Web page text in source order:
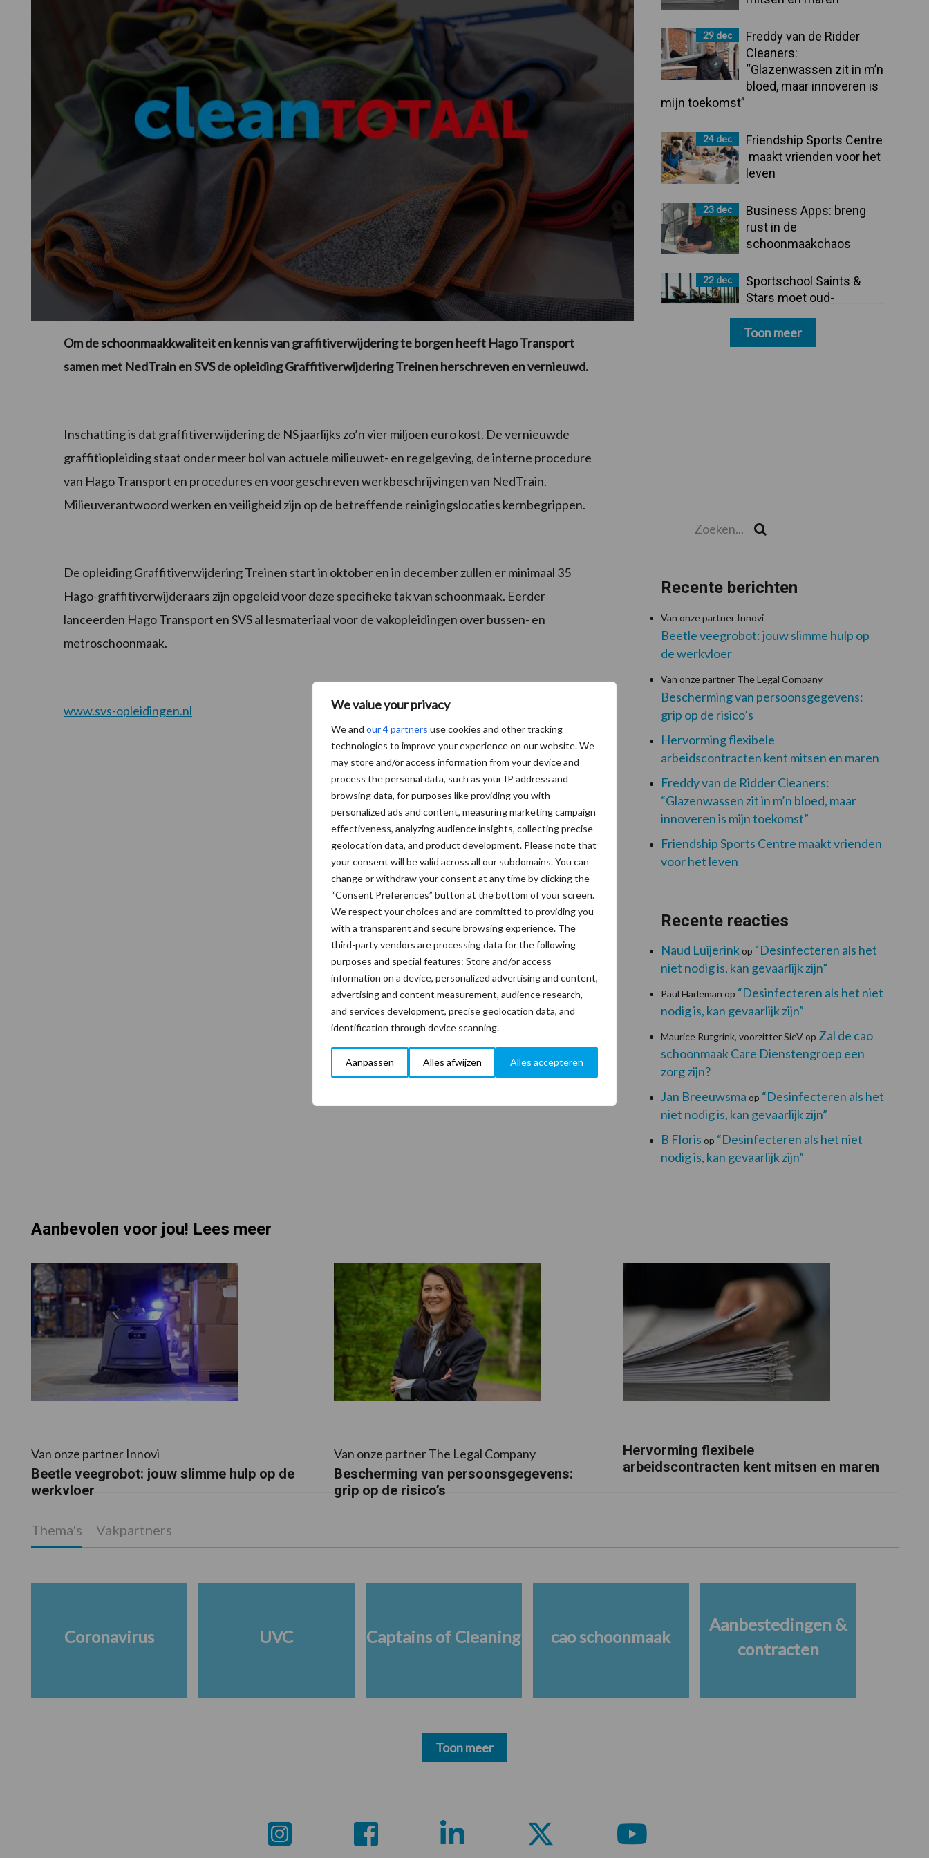
We value your privacy
We and our 4 partners use cookies and other tracking
technologies to improve your experience on our website. We
may store and/or access information from your device and
process the personal data, such as your IP address and
browsing data, for purposes like providing you with
personalized ads and content, measuring marketing campaign
effectiveness, analyzing audience insights, collecting precise
geolocation data, and product development. Please note that
your consent will be valid across all our subdomains. You can
change or withdraw your consent at any time by clicking the
“Consent Preferences” button at the bottom of your screen.
We respect your choices and are committed to providing you
with a transparent and secure browsing experience. The
third-party vendors are processing data for the following
purposes and special features: Store and/or access
information on a device, personalized advertising and content,
advertising and content measurement, audience research,
and services development, precise geolocation data, and
identification through device scanning.
Aanpassen Alles afwijzen Alles accepteren
Om de schoonmaakkwaliteit en kennis van graffitiverwijdering te borgen heeft Hago Transport
samen met NedTrain en SVS de opleiding Graffitiverwijdering Treinen herschreven en vernieuwd.
Inschatting is dat graffitiverwijdering de NS jaarlijks zo’n vier miljoen euro kost. De vernieuwde
graffitiopleiding staat onder meer bol van actuele milieuwet- en regelgeving, de interne procedure
van Hago Transport en procedures en voorgeschreven werkbeschrijvingen van NedTrain.
Milieuverantwoord werken en veiligheid zijn op de betreffende reinigingslocaties kernbegrippen.
De opleiding Graffitiverwijdering Treinen start in oktober en in december zullen er minimaal 35
Hago-graffitiverwijderaars zijn opgeleid voor deze specifieke tak van schoonmaak. Eerder
lanceerden Hago Transport en SVS al lesmateriaal voor de vakopleidingen over bussen- en
metroschoonmaak.
www.svs-opleidingen.nl
29 dec
Freddy van de Ridder
Cleaners:
“Glazenwassen zit in m’n
bloed, maar innoveren is
mijn toekomst”
24 dec
Friendship Sports Centre
maakt vrienden voor het
leven
23 dec
Business Apps: breng
rust in de
schoonmaakchaos
22 dec
Sportschool Saints &
Stars moet oud-
betalen
Toon meer
Recente berichten
Van onze partner Innovi
Beetle veegrobot: jouw slimme hulp op
de werkvloer
Van onze partner The Legal Company
Bescherming van persoonsgegevens:
grip op de risico’s
Hervorming flexibele
arbeidscontracten kent mitsen en maren
Freddy van de Ridder Cleaners:
“Glazenwassen zit in m’n bloed, maar
innoveren is mijn toekomst”
Friendship Sports Centre maakt vrienden
voor het leven
Recente reacties
Naud Luijerinkop “Desinfecteren als het
niet nodig is, kan gevaarlijk zijn”
Paul Harleman op “Desinfecteren als het niet
nodig is, kan gevaarlijk zijn”
Maurice Rutgrink, voorzitter SieVop Zal de cao
schoonmaak Care Dienstengroep een
zorg zijn?
Jan Breeuwsma op “Desinfecteren als het
niet nodig is, kan gevaarlijk zijn”
B Floris op “Desinfecteren als het niet
nodig is, kan gevaarlijk zijn”
Aanbevolen voor jou! Lees meer
Van onze partner Innovi
Beetle veegrobot: jouw slimme hulp op de
werkvloer
Van onze partner The Legal Company
Bescherming van persoonsgegevens:
grip op de risico’s
Hervorming flexibele
arbeidscontracten kent mitsen en maren
Thema's Vakpartners
Coronavirus UVC Captains of Cleaning cao schoonmaak
Aanbestedingen &
contracten
Toon meer